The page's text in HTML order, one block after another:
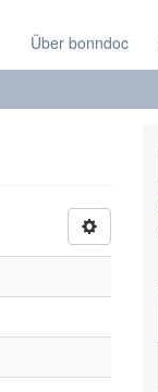
Über bonndoc